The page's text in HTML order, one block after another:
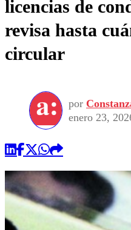
licencias de
revisa hasta
circular
por
enero 23,